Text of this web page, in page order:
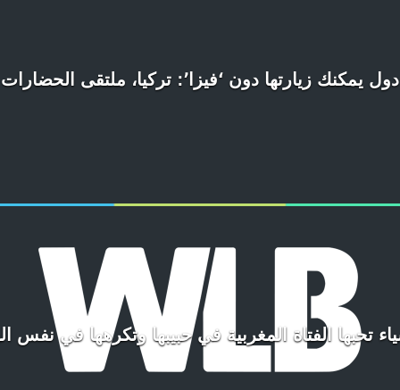
دول يمكنك زيارتها دون ‘فيزا’: تركيا، ملتقى الحضارات